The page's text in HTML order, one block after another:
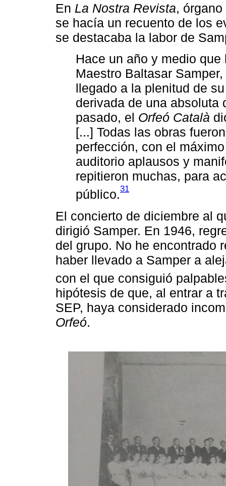
En La Nostra Revista,
se hacía un recuento de los
se destacaba la labor de
Hace un año y medio
Maestro Baltasar
llegado a la plenitud de
derivada de una absoluta
pasado, el Orfeó Català
[...] Todas las obras
perfección, con el
auditorio aplausos y
repitieron muchas, para
público.31
El concierto de diciembre al
dirigió Samper. En 1946,
del grupo. No he encontrado
haber llevado a Samper a
con el que consiguió
hipótesis de que, al entrar a
SEP, haya considerado
Orfeó.